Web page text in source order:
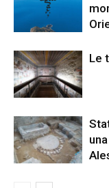
Le